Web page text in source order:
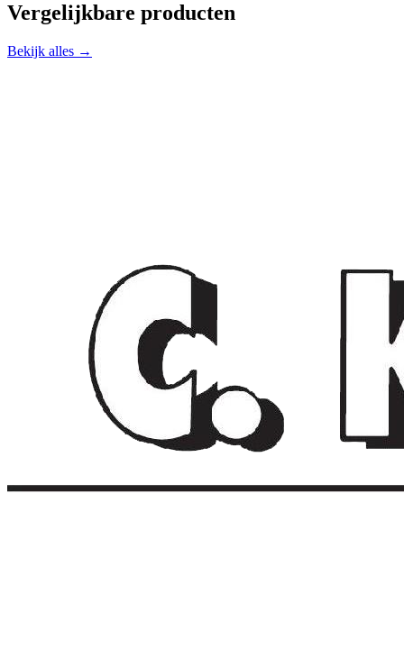
Vergelijkbare producten
Bekijk alles →